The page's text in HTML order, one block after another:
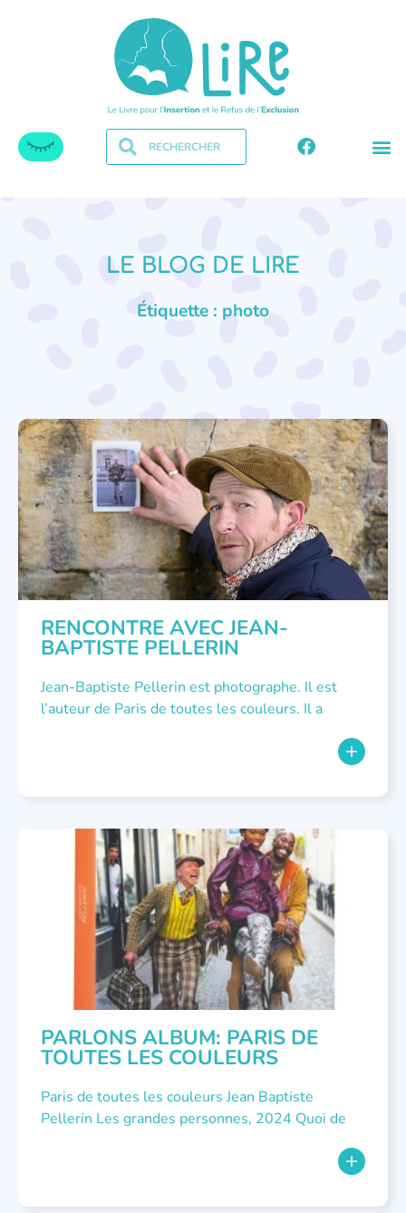
LE BLOG DE LIRE
Étiquette : photo
RENCONTRE AVEC...
RENCONTRE AVEC JEAN-
BAPTISTE PELLERIN
Jean-Baptiste Pellerin est photographe. Il est
l’auteur de Paris de toutes les couleurs. Il a
NON CLASSÉ , PARLONS ALBUMS
PARLONS ALBUM: PARIS DE
TOUTES LES COULEURS
Paris de toutes les couleurs Jean Baptiste
Pellerin Les grandes personnes, 2024 Quoi de